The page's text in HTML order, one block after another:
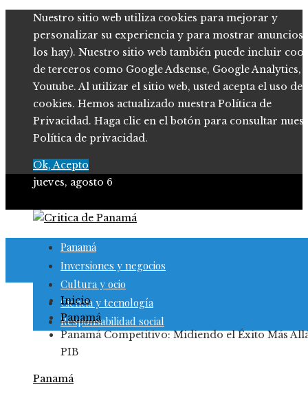
Nuestro sitio web utiliza cookies para mejorar y
personalizar su experiencia y para mostrar anuncios
los hay). Nuestro sitio web también puede incluir
de terceros como Google Adsense, Google Analytics,
Youtube. Al utilizar el sitio web, usted acepta el uso de
cookies. Hemos actualizado nuestra Política de
Privacidad. Haga clic en el botón para consultar
Política de privacidad.
Ok, Acepto
jueves, agosto 6
Panamá
Inversiones y negocios
Cultura y ocio
Ciencia y tecnología
Responsabilidad social
Inicio
Panamá
Panamá Competitivo: Midiendo el Éxito Más
PIB
Panamá